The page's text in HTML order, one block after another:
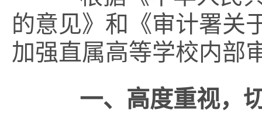
的意见》和《审计署关
加强直属高等学校内部
一、高度重视，